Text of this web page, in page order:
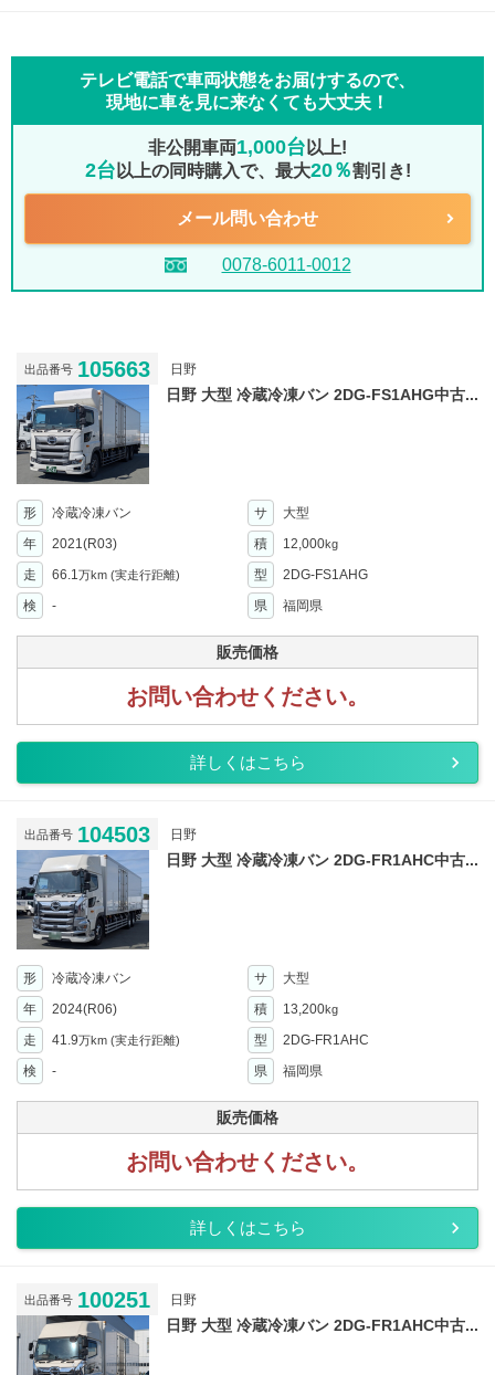
テレビ電話で車両状態をお届けするので、
現地に車を見に来なくても大丈夫！
非公開車両1,000台 以上!
2台 以上の同時購入で、最大20％割引き!
メール問い合わせ
0078-6011-0012
出品番号 105663 日野
日野 大型 冷蔵冷凍バン 2DG-FS1AHG中古...
形 冷蔵冷凍バン サ
大型
年
2021(R03) 積 12,000kg
走 66.1万km (実走行距離) 型
2DG-FS1AHG
検
- 県 福岡県
販売価格
お問い合わせください。
詳しくはこちら
出品番号 104503 日野
日野 大型 冷蔵冷凍バン 2DG-FR1AHC中古...
形 冷蔵冷凍バン サ
大型
年
2024(R06) 積 13,200kg
走 41.9万km (実走行距離) 型
2DG-FR1AHC
検
- 県 福岡県
販売価格
お問い合わせください。
詳しくはこちら
出品番号 100251 日野
日野 大型 冷蔵冷凍バン 2DG-FR1AHC中古...